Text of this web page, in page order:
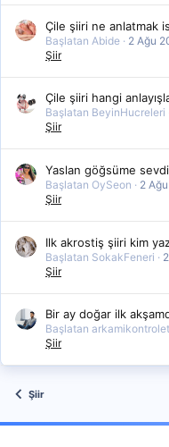
Çile şiiri ne anlatmak
Başlatan Abide 2 Ağu
Şiir
Çile şiiri hangi
Başlatan BeyinHucreleri
Şiir
Yaslan göğsüme
Başlatan OySeon 2
Şiir
Ilk akrostiş şiiri kim
Başlatan SokakFeneri
Şiir
Bir ay doğar ilk
Başlatan arkamikontrolet
Şiir
Şiir